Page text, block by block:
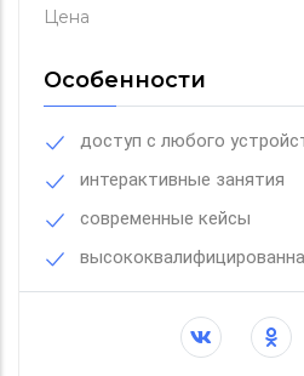
Цена
Особенности
доступ с любого
интерактивные занятия
современные кейсы